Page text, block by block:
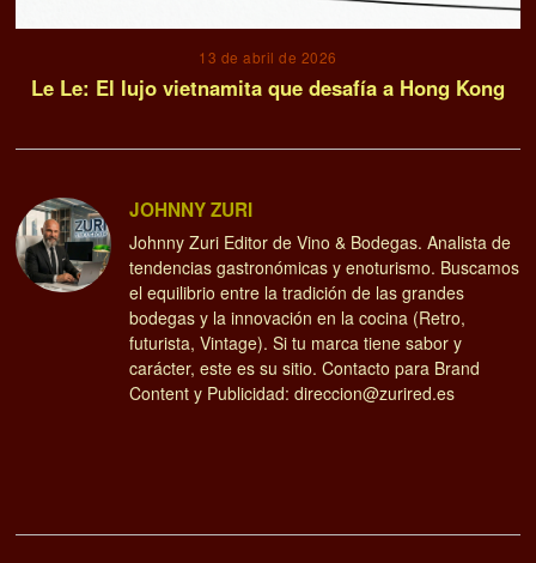
13 de abril de 2026
Le Le: El lujo vietnamita que desafía a Hong Kong
JOHNNY ZURI
Johnny Zuri Editor de Vino & Bodegas. Analista de
tendencias gastronómicas y enoturismo. Buscamos
el equilibrio entre la tradición de las grandes
bodegas y la innovación en la cocina (Retro,
futurista, Vintage). Si tu marca tiene sabor y
carácter, este es su sitio. Contacto para Brand
Content y Publicidad: direccion@zurired.es